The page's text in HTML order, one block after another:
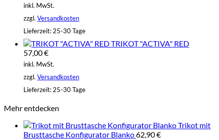
inkl. MwSt.
zzgl. Versandkosten
Lieferzeit:25-30 Tage
TRIKOT "ACTIVA" RED
57,00€
inkl. MwSt.
zzgl. Versandkosten
Lieferzeit: 25-30 Tage
Mehr entdecken
Trikot mit
Brusttasche Konfigurator Blanko62,90€